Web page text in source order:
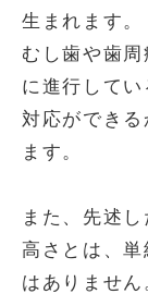
生まれます。
むし歯や歯
に進行して
対応ができ
ます。
また、先述
高さとは、
はありません